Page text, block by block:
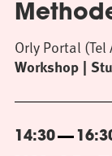
Workshop
Orly Portal (Tel
14:30